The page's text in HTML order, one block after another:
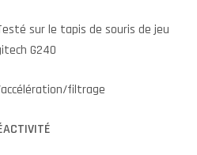
sur le tapis de souris de jeu
G240
filtrage